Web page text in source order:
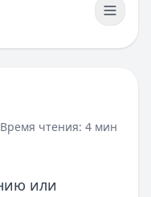
Время чтения: 4 мин
или